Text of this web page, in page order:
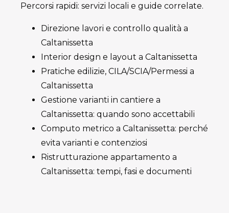
Percorsi rapidi: servizi locali e guide correlate.
Direzione lavori e controllo qualità a
Caltanissetta
Interior design e layout a Caltanissetta
Pratiche edilizie, CILA/SCIA/Permessi a
Caltanissetta
Gestione varianti in cantiere a
Caltanissetta: quando sono accettabili
Computo metrico a Caltanissetta: perché
evita varianti e contenziosi
Ristrutturazione appartamento a
Caltanissetta: tempi, fasi e documenti